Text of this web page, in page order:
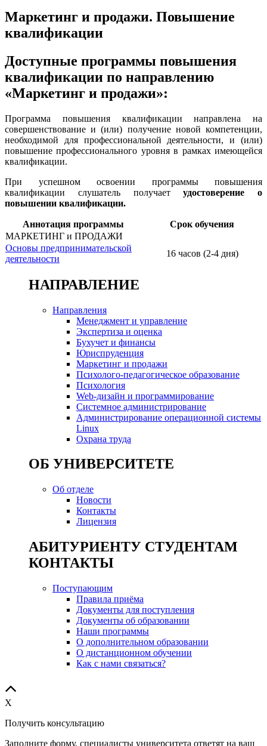
Маркетинг и продажи. Повышение
квалификации
Доступные программы повышения
квалификации по направлению
«Маркетинг и продажи»:
Программа повышения квалификации направлена на
совершенствование и (или) получение новой компетенции,
необходимой для профессиональной деятельности, и (или)
повышение профессионального уровня в рамках имеющейся
квалификации.
При успешном освоении программы повышения
квалификации слушатель получаетудостоверение о
повышении квалификации.
Аннотация программы
Срок обучения
МАРКЕТИНГ и ПРОДАЖИ
Основы предпринимательской
деятельности
16 часов (2-4 дня)
НАПРАВЛЕНИЕ
Направления
Менеджмент и управление
Экспертиза и оценка
Бухучет и финансы
Юриспруденция
Маркетинг и продажи
Психолого-педагогическое образование
Психология
Web-дизайн и программирование
Системное администрирование
Администрирование операционной системы
Linux
Охрана труда
ОБ УНИВЕРСИТЕТЕ
Об отделе
Новости
Контакты
Лицензия
АБИТУРИЕНТУ СТУДЕНТАМ
КОНТАКТЫ
Поступающим
Правила приёма
Документы для поступления
Документы об образовании
Наши программы
О дополнительном образовании
О дистанционном обучении
Как с нами связаться?
X
Получить консультацию
Заполните форму, специалисты университета ответят на ваш